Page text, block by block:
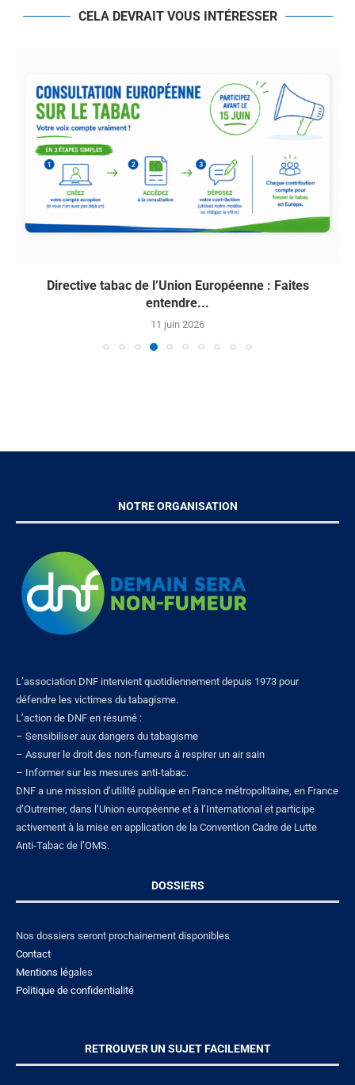
CELA DEVRAIT VOUS INTÉRESSER
Directive tabac de l’Union Européenne : Faites
entendre...
11 juin 2026
NOTRE ORGANISATION
L’association DNF intervient quotidiennement depuis 1973 pour
défendre les victimes du tabagisme.
L’action de DNF en résumé :
– Sensibiliser aux dangers du tabagisme
– Assurer le droit des non-fumeurs à respirer un air sain
– Informer sur les mesures anti-tabac.
DNF a une mission d’utilité publique en France métropolitaine, en France
d’Outremer, dans l’Union européenne et à l’International et participe
activement à la mise en application de la Convention Cadre de Lutte
Anti-Tabac de l’OMS.
DOSSIERS
Nos dossiers seront prochainement disponibles
Contact
Mentions légales
Politique de confidentialité
RETROUVER UN SUJET FACILEMENT